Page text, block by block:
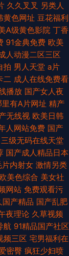
久久叉叉 另类人
黄色网址 豆花福利
A级黄色影院 丁香
91金典免费 欧美
人动漫二区三区
拍 男人天堂 a片
二 成人在线免费看
播放 国产女人夜
里有A片网址 精产
无线视 欧美日韩
人网站免费 国产
三级无码在线天堂
国产成人精品日本
片内射女 激情另类
美色综合 美女社
网站 免费观看污
产精品 国产乱肥
夜理论 久草视频
航 91精品国产社区
频三区 宅男福利在
密臀 疯狂少妇喷